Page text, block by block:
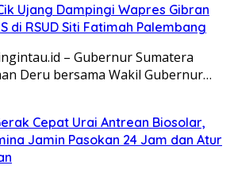
Ujang Dampingi Wapres Gibran
di RSUD Siti Fatimah Palembang
– Gubernur Sumatera
Deru bersama Wakil Gubernur…
Cepat Urai Antrean Biosolar,
Jamin Pasokan 24 Jam dan Atur